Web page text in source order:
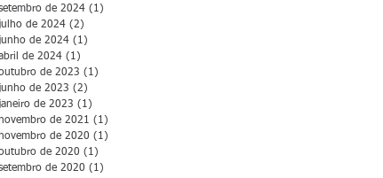
de 2024 (1)
de 2024 (2)
de 2024 (1)
de 2024 (1)
de 2023 (1)
de 2023 (2)
de 2023 (1)
de 2021 (1)
de 2020 (1)
de 2020 (1)
de 2020 (1)